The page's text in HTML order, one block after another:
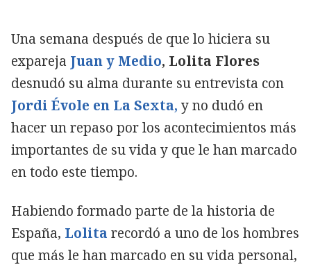
Una semana después de que lo hiciera su
expareja Juan y Medio, Lolita Flores
desnudó su alma durante su entrevista con
Jordi Évole en La Sexta, y no dudó en
hacer un repaso por los acontecimientos más
importantes de su vida y que le han marcado
en todo este tiempo.
Habiendo formado parte de la historia de
España, Lolita recordó a uno de los hombres
que más le han marcado en su vida personal,